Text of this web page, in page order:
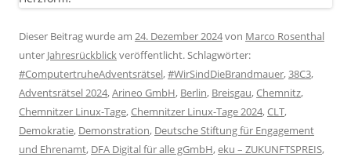
Dieser Beitrag wurde am 24. Dezember 2024von Marco Rosenthal
unter Jahresrückblickveröffentlicht. Schlagwörter:
#ComputertruheAdventsrätsel,#WirSindDieBrandmauer,38C3,
Adventsrätsel 2024,Arineo GmbH, Berlin, Breisgau,Chemnitz,
Chemnitzer Linux-Tage,Chemnitzer Linux-Tage 2024,CLT,
Demokratie, Demonstration, Deutsche Stiftung für Engagement
und Ehrenamt, DFA Digital für alle gGmbH,eku – ZUKUNFTSPREIS,